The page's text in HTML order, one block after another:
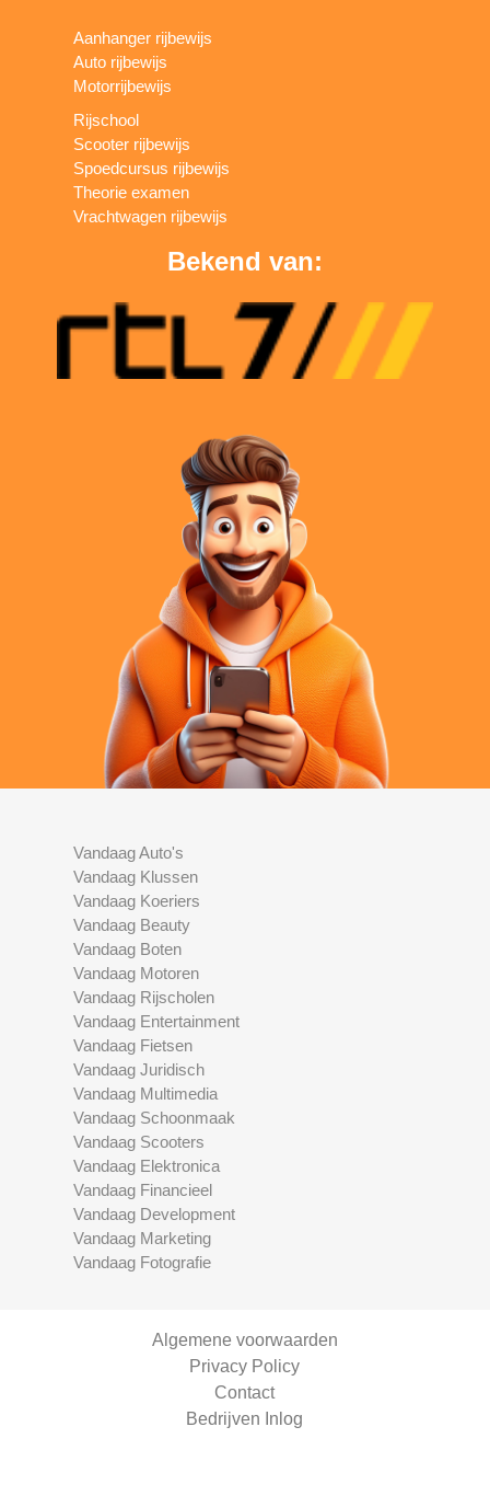
Aanhanger rijbewijs
Auto rijbewijs
Motorrijbewijs
Rijschool
Scooter rijbewijs
Spoedcursus rijbewijs
Theorie examen
Vrachtwagen rijbewijs
Bekend van:
Vandaag Auto's
Vandaag Klussen
Vandaag Koeriers
Vandaag Beauty
Vandaag Boten
Vandaag Motoren
Vandaag Rijscholen
Vandaag Entertainment
Vandaag Fietsen
Vandaag Juridisch
Vandaag Multimedia
Vandaag Schoonmaak
Vandaag Scooters
Vandaag Elektronica
Vandaag Financieel
Vandaag Development
Vandaag Marketing
Vandaag Fotografie
Algemene voorwaarden
Privacy Policy
Contact
Bedrijven Inlog